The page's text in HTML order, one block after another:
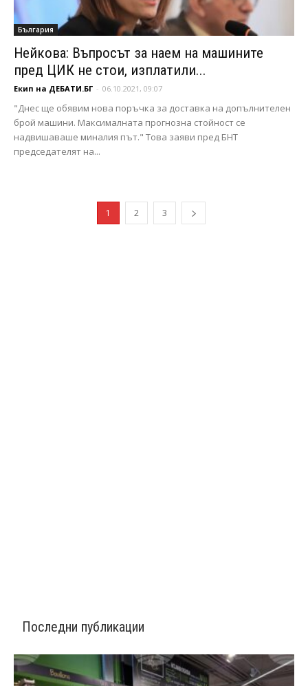
България
Нейкова: Въпросът за наем на машините
пред ЦИК не стои, изплатили...
Екип на ДЕБАТИ.БГ - 06.10.2021, 09:07
"Днес ще обявим нова поръчка за доставка на допълнителен
брой машини. Максималната прогнозна стойност се
надвишаваше миналия път." Това заяви пред БНТ
председателят на...
1 2 3
Последни публикации